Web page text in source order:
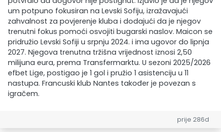
um potpuno fokusiran na Levski Sofiju, izražavajući
zahvalnost za povjerenje kluba i dodajući da je njegov
trenutni fokus pomoći osvojiti bugarski naslov. Maicon se
pridružio Levski Sofiji u srpnju 2024. i ima ugovor do lipnja
2027. Njegova trenutna tržišna vrijednost iznosi 2,50
milijuna eura, prema Transfermarktu. U sezoni 2025/2026
efbet Lige, postigao je 1 gol i pružio 1 asistenciju u 11
nastupa. Francuski klub Nantes također je povezan s
igračem.
prije 286d